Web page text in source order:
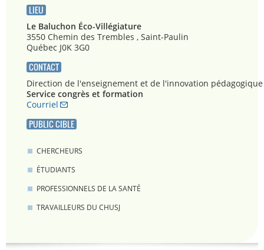
LIEU
Le Baluchon Éco-Villégiature
3550 Chemin des Trembles , Saint-Paulin
Québec J0K 3G0
CONTACT
Direction de l'enseignement et de l'innovation pédagogique
Service congrès et formation
Courriel
PUBLIC CIBLE
CHERCHEURS
ÉTUDIANTS
PROFESSIONNELS DE LA SANTÉ
TRAVAILLEURS DU CHUSJ